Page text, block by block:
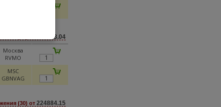
257153.04
Москва
RVMO
MSC
GBNVAG
(30) от 224884.15